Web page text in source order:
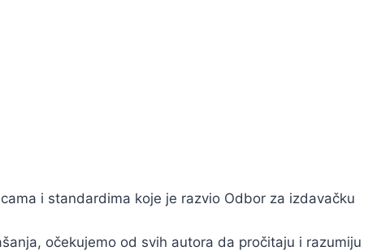
i standardima koje je razvio Odbor za izdavačku
očekujemo od svih autora da pročitaju i razumiju